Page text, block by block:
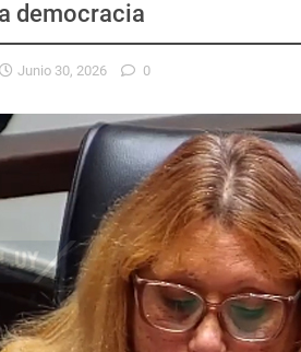
democracia
Junio 30, 2026 0